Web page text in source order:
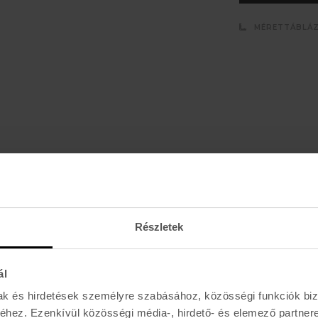
Részletek
és hirdetések személyre szabásához, közösségi funkciók
Ezenkívül közösségi média-, hirdető- és elemező
akciókról
K I R Á L Y 52 (ÚJ)